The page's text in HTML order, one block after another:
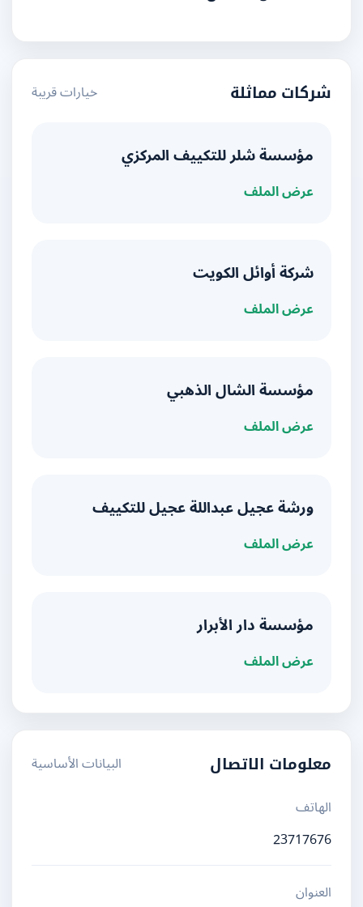
شركات مماثلة خيارات قريبة
مؤسسة شلر للتكييف المركزي
عرض الملف
شركة أوائل الكويت
عرض الملف
مؤسسة الشال الذهبي
عرض الملف
ورشة عجيل عبداللة عجيل للتكييف
عرض الملف
مؤسسة دار الأبرار
عرض الملف
معلومات الاتصال
البيانات الأساسية
الهاتف
23717676
العنوان